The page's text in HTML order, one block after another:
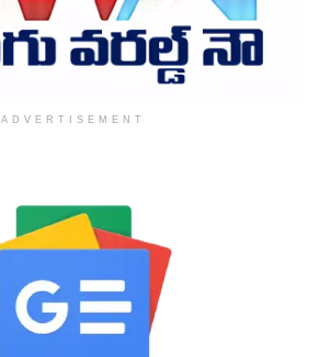
ADVERTISEMENT